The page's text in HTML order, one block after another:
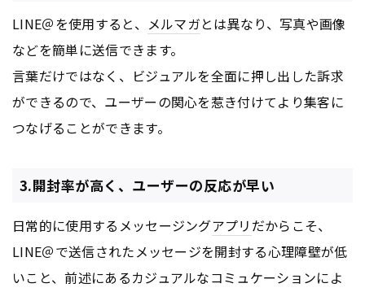
LINE＠を使用すると、 メルマガとは異なり、写真や画像
などを簡単に送信できます。
言葉だけではなく、ビジュアルを全面に押し出した訴求
ができるので、ユーザーの関心を惹き付けてより集客に
つなげることができます。
3.開封率が高く、ユーザーの反応が早い
日常的に使用するメッセージングアプリ だからこそ、
LINE＠で送信されたメッセージを開封する心理障壁が低
いこと、前述にあるカジュアルなコミュケーションによ